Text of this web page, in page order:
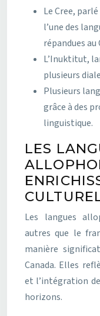
Le Cree,
l’une des
répandues au
L’Inuktitut,
plusieurs
Plusieurs
grâce à des
linguistique.
LES
Les langues
autres que le
manière
Canada. Elles
et l’intégration
horizons.